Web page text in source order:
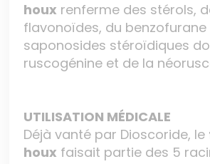
houx renferme des stérols,
flavonoïdes, du benzofurane
saponosides stéroïdiques
ruscogénine et de la
UTILISATION MÉDICALE
Déjà vanté par Dioscoride, le
houx faisait partie des 5